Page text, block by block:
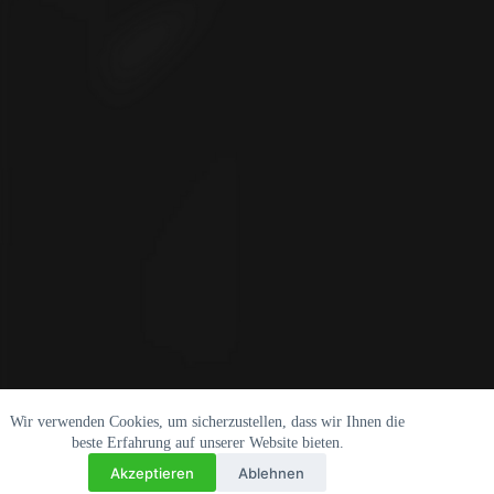
Wir verwenden Cookies, um sicherzustellen, dass wir Ihnen die
beste Erfahrung auf unserer Website bieten.
Akzeptieren Ablehnen